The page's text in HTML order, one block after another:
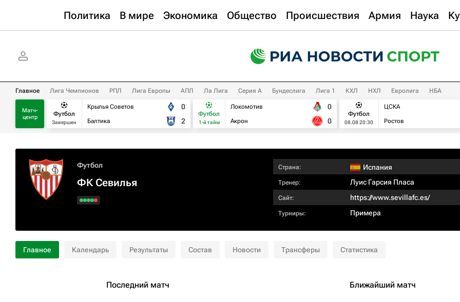
Политика В мире Экономика Общество Происшествия Армия Наука
Главное Лига Чемпионов РПЛ Лига Европы АПЛ Ла Лига Серия А Бундеслига Лига 1 КХЛ НХЛ Евролига НБА
Матч-
центр
Футбол
Завершен
Крылья Советов
Балтика
0
2
Футбол
1-й тайм
Локомотив
Акрон
0
0
Футбол
08.08 20:30
ЦСКА
Ростов
Футбол
ФК Севилья
Страна: Испания
Тренер: Луис Гарсия Пласа
Сайт: https://www.sevillafc.es/
Турниры: Примера
Главное Календарь Результаты Состав Новости Трансферы Статистика
Последний матч Ближайший матч